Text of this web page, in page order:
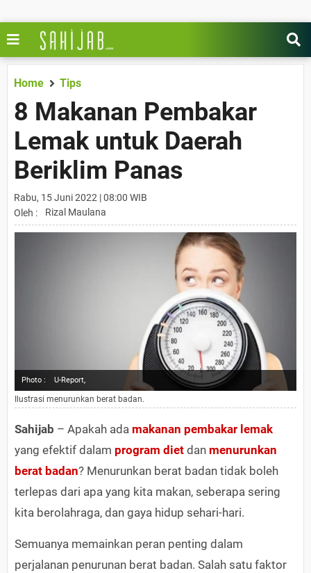
Home Tips
8 Makanan Pembakar
Lemak untuk Daerah
Beriklim Panas
Rabu, 15 Juni 2022 | 08:00 WIB
Oleh :
Rizal Maulana
Photo : U-Report,
Ilustrasi menurunkan berat badan.
Sahijab – Apakah ada makanan pembakar lemak
yang efektif dalam program diet dan menurunkan
berat badan? Menurunkan berat badan tidak boleh
terlepas dari apa yang kita makan, seberapa sering
kita berolahraga, dan gaya hidup sehari-hari.
Semuanya memainkan peran penting dalam
perjalanan penurunan berat badan. Salah satu faktor